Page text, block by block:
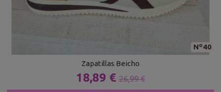
Nº40
Zapatillas Beicho
18,89 € 26,99 €